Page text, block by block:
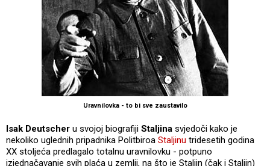
Uravnilovka - to bi sve zaustavilo
Isak Deutscher u svojoj biografiji Staljina svjedoči kako je
nekoliko uglednih pripadnika Politbiroa Staljinu tridesetih godina
XX stoljeća predlagalo totalnu uravnilovku - potpuno
izjednačavanje svih plaća u zemlji, na što je Staljin (čak i Staljin)